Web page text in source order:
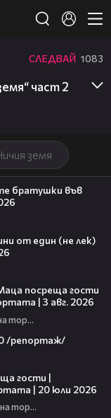
земя
СЛЕДВАЙ 1083
част 2
братушки във
от един (не лек)
посреща гости
| 3 авг. 2026
Черешката на тортата
/репортаж/
гости |
| 20 юли 2026
Черешката на тортата